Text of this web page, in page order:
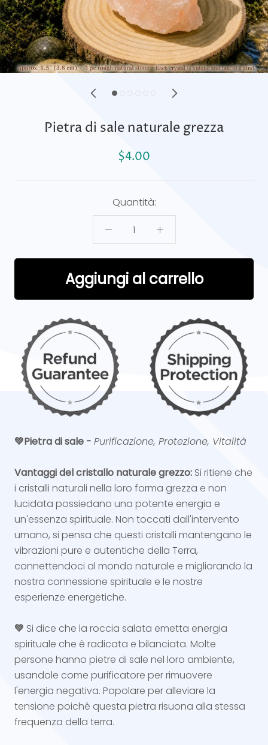
Pietra di sale naturale grezza
$4.00
Quantità:
Aggiungi al carrello
💚Pietra di sale - Purificazione, Protezione, Vitalità
Vantaggi del cristallo naturale grezzo: Si ritiene che
i cristalli naturali nella loro forma grezza e non
lucidata possiedano una potente energia e
un'essenza spirituale. Non toccati dall'intervento
umano, si pensa che questi cristalli mantengano le
vibrazioni pure e autentiche della Terra,
connettendoci al mondo naturale e migliorando la
nostra connessione spirituale e le nostre
esperienze energetiche.
💚 Si dice che la roccia salata emetta energia
spirituale che è radicata e bilanciata. Molte
persone hanno pietre di sale nel loro ambiente,
usandole come purificatore per rimuovere
l'energia negativa. Popolare per alleviare la
tensione poiché questa pietra risuona alla stessa
frequenza della terra.